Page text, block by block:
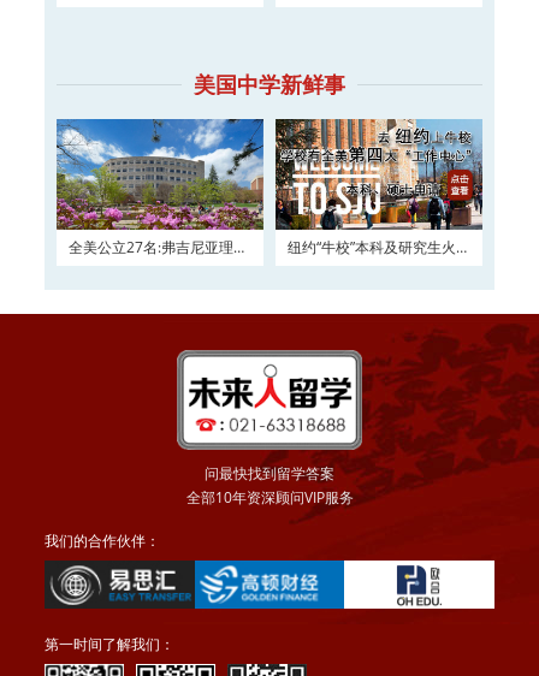
美国中学新鲜事
全美公立27名:弗吉尼亚理工
纽约“牛校”本科及研究生火热
问最快找到留学答案
全部10年资深顾问VIP服务
我们的合作伙伴：
第一时间了解我们：